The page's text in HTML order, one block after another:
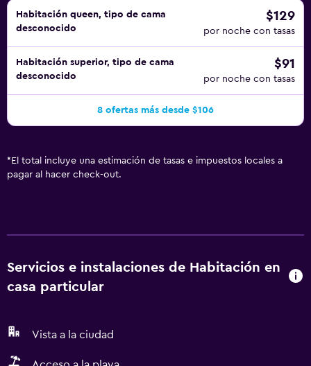
Habitación queen, tipo de cama
desconocido
$129
por noche con tasas
Habitación superior, tipo de cama
desconocido
$91
por noche con tasas
8 ofertas más desde $106
* El total incluye una estimación de tasas e impuestos locales a
pagar al hacer check-out.
Servicios e instalaciones de Habitación en
casa particular
Vista a la ciudad